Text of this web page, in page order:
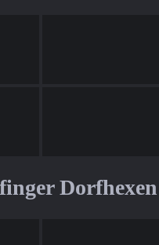
Dorfhexen